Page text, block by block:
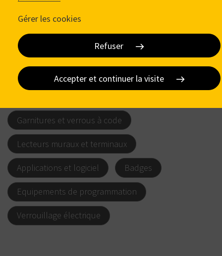
Cylindres électroniques
Garnitures et verrous à code
Lecteurs muraux et terminaux
Applications et logiciel Badges
Equipements de programmation
Verrouillage électrique
Gérer les cookies
Refuser
Accepter et continuer la visite